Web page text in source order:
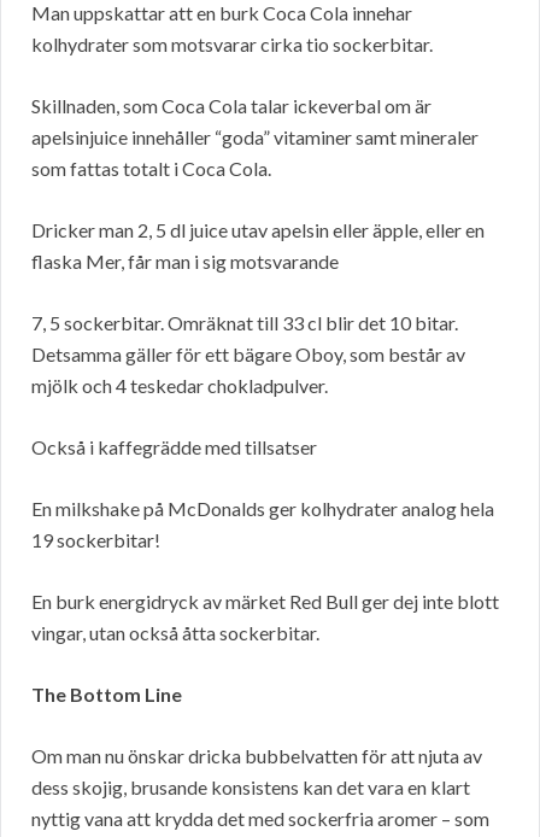
Man uppskattar att en burk Coca Cola innehar
kolhydrater som motsvarar cirka tio sockerbitar.
Skillnaden, som Coca Cola talar ickeverbal om är
apelsinjuice innehåller “goda” vitaminer samt mineraler
som fattas totalt i Coca Cola.
Dricker man 2, 5 dl juice utav apelsin eller äpple, eller en
flaska Mer, får man i sig motsvarande
7, 5 sockerbitar. Omräknat till 33 cl blir det 10 bitar.
Detsamma gäller för ett bägare Oboy, som består av
mjölk och 4 teskedar chokladpulver.
Också i kaffegrädde med tillsatser
En milkshake på McDonalds ger kolhydrater analog hela
19 sockerbitar!
En burk energidryck av märket Red Bull ger dej inte blott
vingar, utan också åtta sockerbitar.
The Bottom Line
Om man nu önskar dricka bubbelvatten för att njuta av
dess skojig, brusande konsistens kan det vara en klart
nyttig vana att krydda det med sockerfria aromer – som